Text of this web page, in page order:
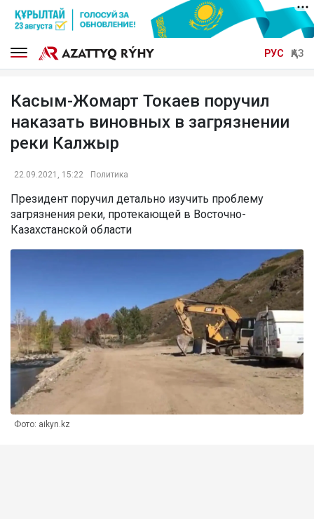
РУС ҚАЗ
Касым-Жомарт Токаев поручил
наказать виновных в загрязнении
реки Калжыр
22.09.2021, 15:22 Политика
Президент поручил детально изучить проблему
загрязнения реки, протекающей в Восточно-
Казахстанской области
Фото: aikyn.kz